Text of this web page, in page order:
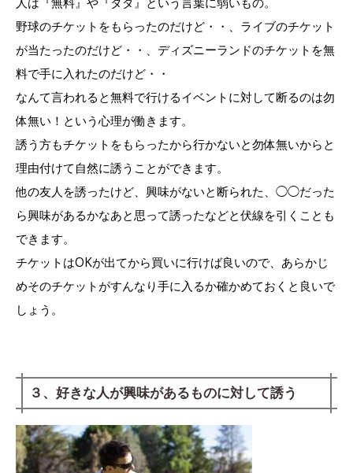
野球のチケットをもらったのだけど・・、ライブのチケット
が当たったのだけど・・、ディズニーランドのチケットを無
料で手に入れたのだけど・・
なんて言われると無料で行けるイベントに対して断るのは勿
体無い！という心理が働きます。
誘う方もチケットをもらったから行かないと勿体無いからと
理由付けて自然に誘うことができます。
他の友人を誘ったけど、興味がないと断られた、◯◯だった
ら興味があるかなあと思って誘ったなどと伏線を引くことも
できます。
チケットはOKが出てから買いに行けば良いので、あらかじ
めそのチケットがすんなり手に入るか確かめておくと良いで
しょう。
３、好きな人が興味があるものに対して誘う